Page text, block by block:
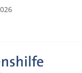
bei Fa. Möbel-